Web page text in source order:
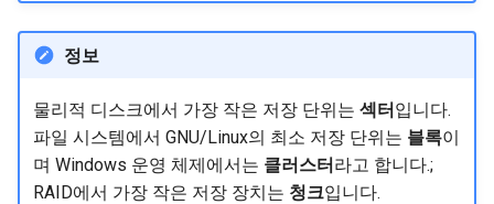
정보
물리적 디스크에서 가장 작은 저장 단위는 섹터입니다.
파일 시스템에서 GNU/Linux의 최소 저장 단위는 블록이
며 Windows 운영 체제에서는 클러스터라고 합니다.;
RAID에서 가장 작은 저장 장치는 청크입니다.